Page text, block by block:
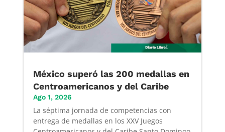
México superó las 200 medallas en
Centroamericanos y del Caribe
Ago 1, 2026
La séptima jornada de competencias con
entrega de medallas en los XXV Juegos